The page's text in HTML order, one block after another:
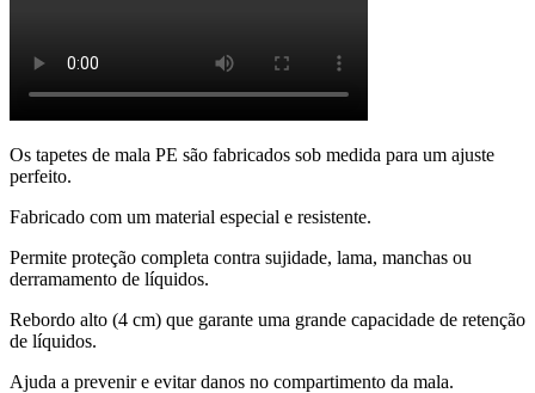
Os tapetes de mala PE são fabricados sob medida para um ajuste
perfeito.
Fabricado com um material especial e resistente.
Permite proteção completa contra sujidade, lama, manchas ou
derramamento de líquidos.
Rebordo alto (4 cm) que garante uma grande capacidade de retenção
de líquidos.
Ajuda a prevenir e evitar danos no compartimento da mala.